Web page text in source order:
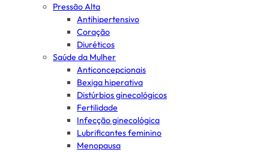
Pressão Alta
Antihipertensivo
Coração
Diuréticos
Saúde da Mulher
Anticoncepcionais
Bexiga hiperativa
Distúrbios ginecológicos
Fertilidade
Infecção ginecológica
Lubrificantes feminino
Menopausa